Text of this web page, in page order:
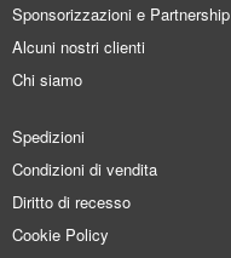
Sponsorizzazioni e Partnership
Alcuni nostri clienti
Chi siamo
Spedizioni
Condizioni di vendita
Diritto di recesso
Cookie Policy